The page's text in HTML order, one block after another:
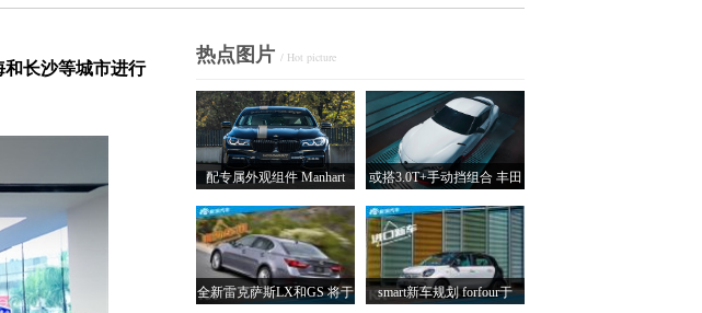
长沙等城市进行
热点图片 / Hot picture
配专属外观组件 Manhart
或搭3.0T+手动挡组合 丰田
全新雷克萨斯LX和GS 将于
smart新车规划 forfour于